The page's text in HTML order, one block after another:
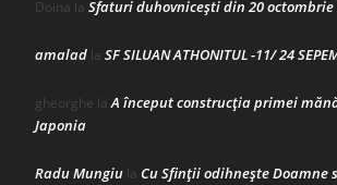
Doina la Sfaturi duhovnicești din 20 octombrie
amalad la SF SILUAN ATHONITUL -11/ 24
gheorghe laA început construcţia primei
Japonia
Radu Mungiu la Cu Sfinții odihnește Doamne